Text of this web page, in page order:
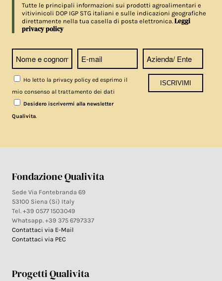
Tutte le principali informazioni sui prodotti agroalimentari e
vitivinicoli DOP IGP STG italiani e sulle indicazioni geografiche
direttamente nella tua casella di posta elettronica.Leggi
privacy policy
Ho letto la privacy policy ed esprimo il
mio consenso al trattamento dei dati
Desidero iscrivermi alla newsletter
Qualivita
Fondazione Qualivita
Sede Via Fontebranda 69
53100 Siena (Si) Italy
Tel. +39 0577 1503049
Whatsapp. +39 375 6797337
Contattaci via E-Mail
Contattaci via PEC
Progetti Qualivita